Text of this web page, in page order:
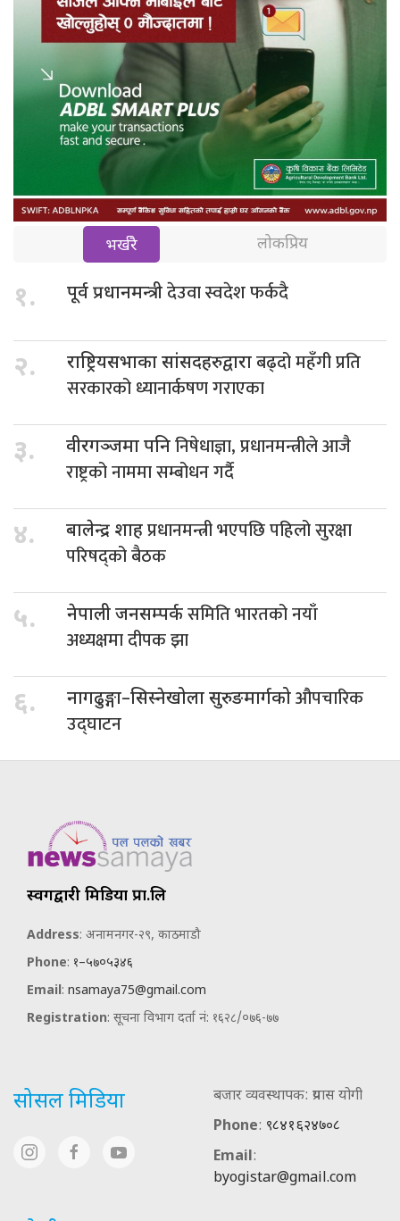
भर्खरै लोकप्रिय
१. पूर्व प्रधानमन्त्रीदेउवा स्वदेश फर्कदै
२. राष्ट्रियसभाका सांसदहरुद्वाराबढ्दो महँगी प्रति
सरकारको ध्यानार्कषण गराएका
३. वीरगञ्जमा पनिनिषेधाज्ञा, प्रधानमन्त्रीले आजै
राष्ट्रको नाममा सम्बोधन गर्दै
४. बालेन्द्र शाहप्रधानमन्त्री भएपछि पहिलो सुरक्षा
परिषद्को बैठक
५. नेपाली जनसम्पर्कसमिति भारतको नयाँ
अध्यक्षमा दीपक झा
६. नागढुङ्गा–सिस्नेखोला सुरुङमार्गकोऔपचारिक
उद्घाटन
स्वर्गद्वारी मिडिया प्रा.लि
Address: अनामनगर-२९, काठमाडौ
Phone: १–५७०५३४६
Email: nsamaya75@gmail.com
Registration: सूचना विभाग दर्ता नं: १६२८/०७६-७७
सोसल मिडिया
बजार व्यवस्थापक: प्रयास योगी
Phone: ९८४१६२४७०८
Email:
byogistar@gmail.com